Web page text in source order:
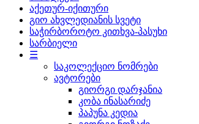
აქეთურ-იქითური
გიო ახვლედიანის სვეტი
საჭირბოროტო კითხვა-პასუხი
სარბიელი
☰
საკოლექციო ნომრები
ავტორები
გიორგი დარჯანია
კობა ინასარიძე
პაპუნა კედია